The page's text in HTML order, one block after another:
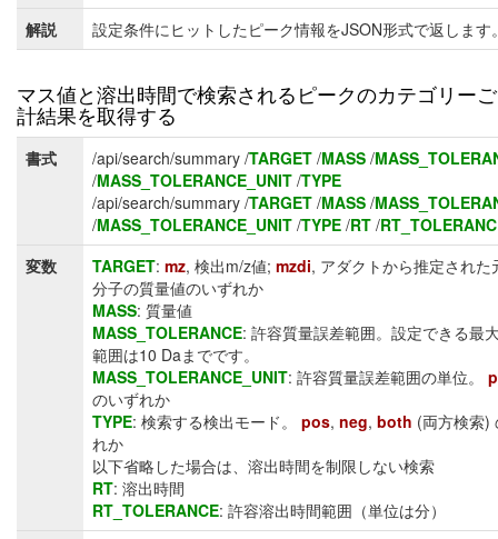
解説
設定条件にヒットしたピーク情報をJSON形式で返します
マス値と溶出時間で検索されるピークのカテゴリー
計結果を取得する
書式 /api/search/summary /TARGET /MASS /
/MASS_TOLERANCE_UNIT /TYPE
/api/search/summary /TARGET /MASS /
/MASS_TOLERANCE_UNIT /TYPE /RT /
変数
TARGET: mz, 検出m/z値; mzdi, アダクトから推定された
分子の質量値のいずれか
MASS: 質量値
MASS_TOLERANCE: 許容質量誤差範囲。設定できる最
範囲は10 Daまでです。
MASS_TOLERANCE_UNIT: 許容質量誤差範囲の単位。
のいずれか
TYPE: 検索する検出モード。 pos, neg, both (両方検索)
れか
以下省略した場合は、溶出時間を制限しない検索
RT: 溶出時間
RT_TOLERANCE: 許容溶出時間範囲（単位は分）